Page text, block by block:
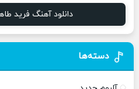
دانلود آهنگ فرید
دسته‌ها